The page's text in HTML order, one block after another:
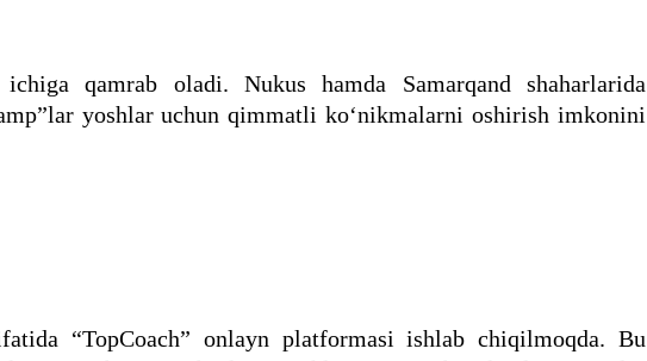
qamrab oladi. Nukus hamda Samarqand shaharlarida
yoshlar uchun qimmatli ko‘nikmalarni oshirish imkonini
“TopCoach” onlayn platformasi ishlab chiqilmoqda. Bu